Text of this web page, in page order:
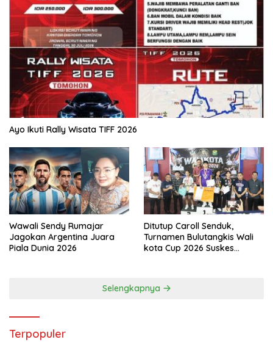
Ayo Ikuti Rally Wisata TIFF 2026
Wawali Sendy Rumajar
Jagokan Argentina Juara
Piala Dunia 2026
Ditutup Caroll Senduk,
Turnamen Bulutangkis Wali
kota Cup 2026 Suskes
Selengkapnya
Terpopuler